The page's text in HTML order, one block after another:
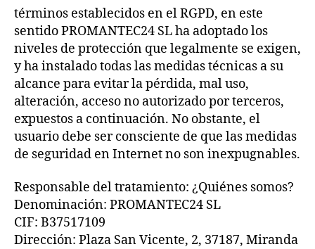
términos establecidos en el RGPD, en este
sentido PROMANTEC24 SL ha adoptado los
niveles de protección que legalmente se exigen,
y ha instalado todas las medidas técnicas a su
alcance para evitar la pérdida, mal uso,
alteración, acceso no autorizado por terceros,
expuestos a continuación. No obstante, el
usuario debe ser consciente de que las medidas
de seguridad en Internet no son inexpugnables.
Responsable del tratamiento: ¿Quiénes somos?
Denominación: PROMANTEC24 SL
CIF: B37517109
Dirección: Plaza San Vicente, 2, 37187, Miranda